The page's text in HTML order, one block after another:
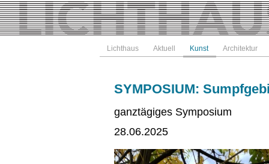
Lichthaus Aktuell Kunst Architektur
SYMPOSIUM:
ganztägiges Symposium
28.06.2025